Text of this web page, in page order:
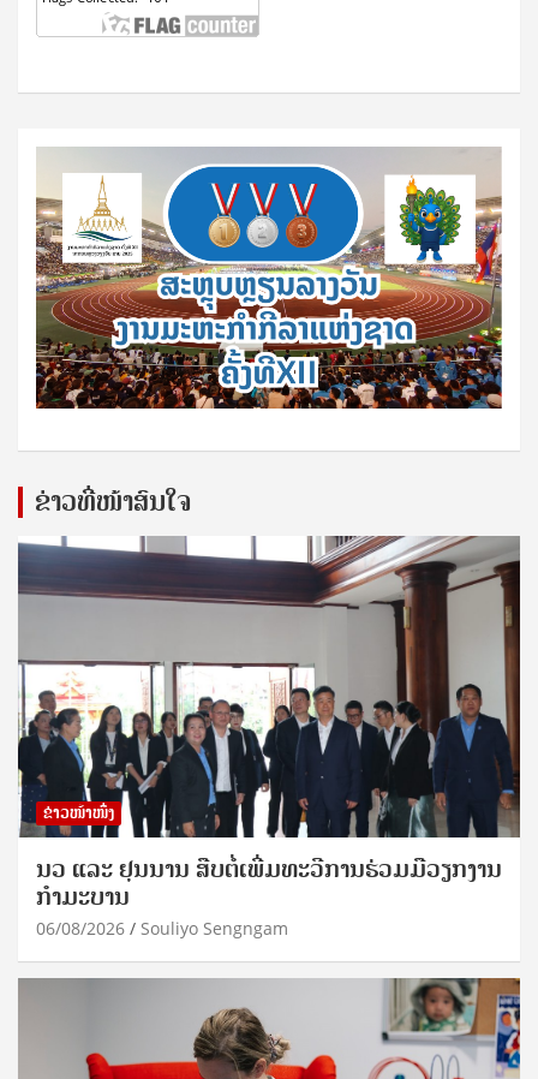
ຂ່າວທີ່ໜ້າສົນໃຈ
ຂ່າວໜ້າໜຶ່ງ
ນວ ແລະ ຢຸນນານ ສືບຕໍ່ເພີ່ມທະວີການຮ່ວມມືວຽກງານ
ກຳມະບານ
06/08/2026 Souliyo Sengngam